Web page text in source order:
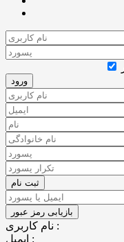
نام کاربری :
ایمیل :